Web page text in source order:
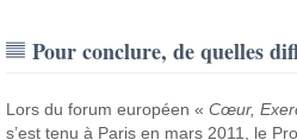
Pour conclure, de quelles
Lors du forum européen «Cœur,
s’est tenu à Paris en mars 2011, le